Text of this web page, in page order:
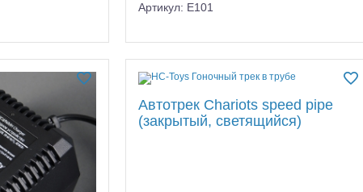
Артикул: E101
Автотрек Chariots speed pipe
(закрытый, светящийся)